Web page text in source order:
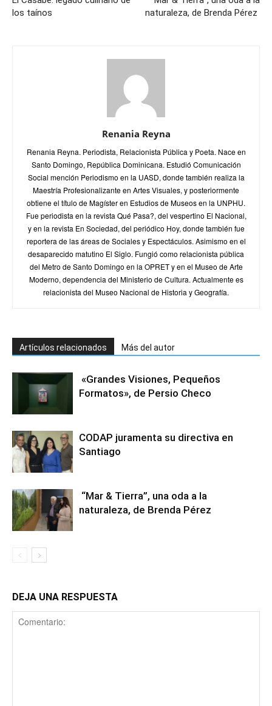
los taínos
naturaleza, de Brenda Pérez
Renania Reyna
Renania Reyna. Periodista, Relacionista Pública y Poeta. Nace en
Santo Domingo, República Dominicana. Estudió Comunicación
Social mención Periodismo en la UASD, donde también realiza la
Maestría Profesionalizante en Artes Visuales, y posteriormente
obtiene el título de Magíster en Estudios de Museos en la UNPHU.
Fue periodista en la revista Qué Pasa?, del vespertino El Nacional,
y en la revista En Sociedad, del periódico Hoy, donde también fue
reportera de las áreas de Sociales y Espectáculos. Asimismo en el
desaparecido matutino El Siglo. Fungió como relacionista pública
del Metro de Santo Domingo en la OPRET y en el Museo de Arte
Moderno, dependencia del Ministerio de Cultura. Actualmente es
relacionista del Museo Nacional de Historia y Geografía.
Artículos relacionados Más del autor
«Grandes Visiones, Pequeños
Formatos», de Persio Checo
CODAP juramenta su directiva en
Santiago
“Mar & Tierra”, una oda a la
naturaleza, de Brenda Pérez
DEJA UNA RESPUESTA